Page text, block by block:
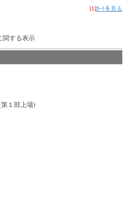
[1]ｶｰﾄを見る
関する表示
１部上場)